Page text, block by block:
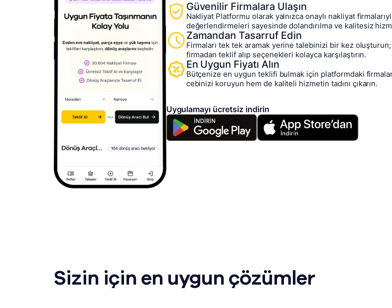
Güvenilir Firmalara Ulaşın
Nakliyat Platformu olarak yalnızca onaylı nakliyat
değerlendirmeleri sayesinde dolandırılma ve kalitesiz
Zamandan Tasarruf Edin
Firmaları tek tek aramak yerine talebinizi bir kez
firmadan teklif alıp seçenekleri kolayca karşılaştırın.
En Uygun Fiyatı Alın
Bütçenize en uygun teklifi bulmak için platformdaki
cebinizi koruyun hem de kaliteli hizmetin tadını çıkarın.
Uygulamayı ücretsiz indirin
Sizin için en uygun çözümler